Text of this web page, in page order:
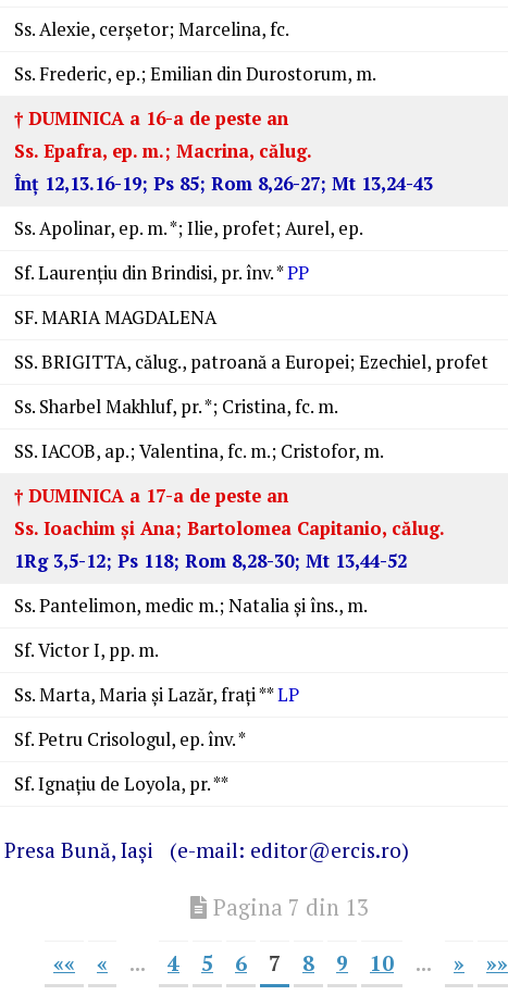
Ss. Alexie, cerşetor; Marcelina, fc.
Ss. Frederic, ep.; Emilian din Durostorum, m.
† DUMINICA a 16-a de peste an
Ss. Epafra, ep. m.; Macrina, călug.
Înţ 12,13.16-19; Ps 85; Rom 8,26-27; Mt 13,24-43
Ss. Apolinar, ep. m. *; Ilie, profet; Aurel, ep.
Sf. Laurenţiu din Brindisi, pr. înv. *PP
SF. MARIA MAGDALENA
SS. BRIGITTA, călug., patroană a Europei; Ezechiel, profet
Ss. Sharbel Makhluf, pr. *; Cristina, fc. m.
SS. IACOB, ap.; Valentina, fc. m.; Cristofor, m.
† DUMINICA a 17-a de peste an
Ss. Ioachim şi Ana; Bartolomea Capitanio, călug.
1Rg 3,5-12; Ps 118; Rom 8,28-30; Mt 13,44-52
Ss. Pantelimon, medic m.; Natalia şi îns., m.
Sf. Victor I, pp. m.
Ss. Marta, Maria şi Lazăr, fraţi **LP
Sf. Petru Crisologul, ep. înv. *
Sf. Ignaţiu de Loyola, pr. **
Presa Bună, Iaşi (e-mail: editor@ercis.ro)
Pagina 7 din 13
«« « ... 4 5 6 7 8 9 10 ... » »»